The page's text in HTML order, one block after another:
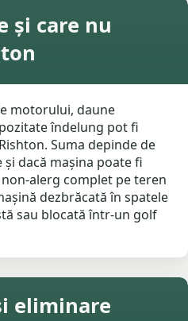
și care nu
motorului, daune
îndelung pot fi
Suma depinde de
dacă mașina poate fi
alerg complet pe teren
dezbrăcată în spatele
sau blocată într-un golf
eliminare